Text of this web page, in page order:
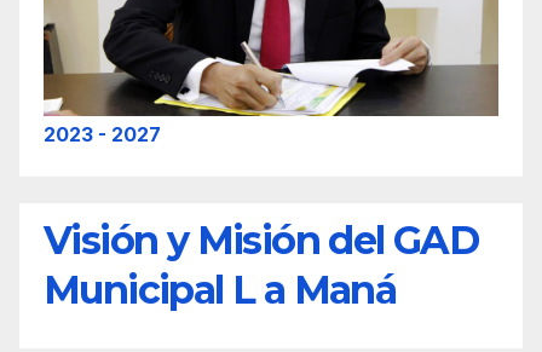
2023 - 2027
Visión y Misión del GAD
Municipal L a Maná